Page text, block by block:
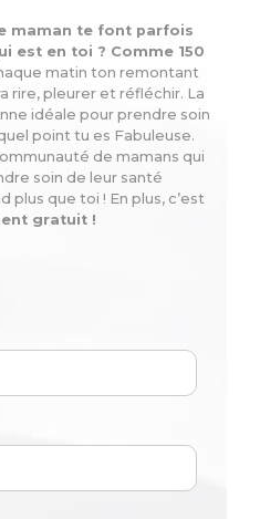
maman te font parfois
est en toi ? Comme 150
matin ton remontant
rire, pleurer et réfléchir. La
idéale pour prendre soin
point tu es Fabuleuse.
de mamans qui
soin de leur santé
plus que toi ! En plus, c’est
gratuit !